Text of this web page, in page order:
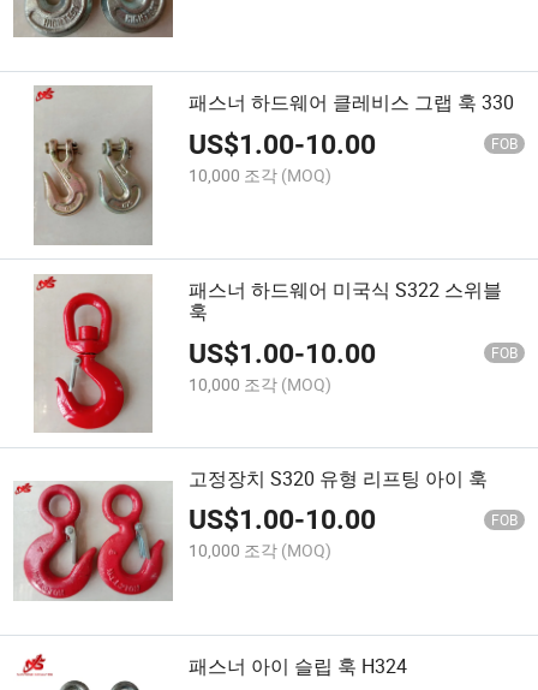
패스너 하드웨어 클레비스 그랩 훅 330
US$1.00-10.00 FOB
10,000 조각 (MOQ)
패스너 하드웨어 미국식 S322 스위블
훅
US$1.00-10.00 FOB
10,000 조각 (MOQ)
고정장치 S320 유형 리프팅 아이 훅
US$1.00-10.00 FOB
10,000 조각 (MOQ)
패스너 아이 슬립 훅 H324